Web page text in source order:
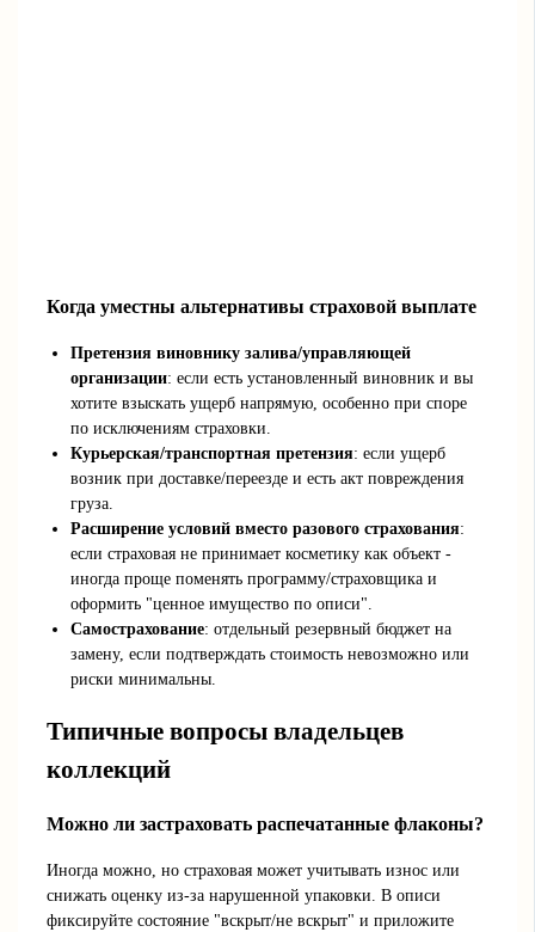
Когда уместны альтернативы страховой выплате
Претензия виновнику залива/управляющей
организации: если есть установленный виновник и вы
хотите взыскать ущерб напрямую, особенно при споре
по исключениям страховки.
Курьерская/транспортная претензия: если ущерб
возник при доставке/переезде и есть акт повреждения
груза.
Расширение условий вместо разового страхования:
если страховая не принимает косметику как объект -
иногда проще поменять программу/страховщика и
оформить "ценное имущество по описи".
Самострахование: отдельный резервный бюджет на
замену, если подтверждать стоимость невозможно или
риски минимальны.
Типичные вопросы владельцев
коллекций
Можно ли застраховать распечатанные флаконы?
Иногда можно, но страховая может учитывать износ или
снижать оценку из-за нарушенной упаковки. В описи
фиксируйте состояние "вскрыт/не вскрыт" и приложите